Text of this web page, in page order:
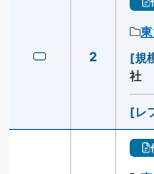
2
[規
社
[レ